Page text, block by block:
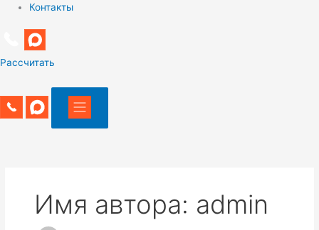
Контакты
Рассчитать
Имя автора: admin